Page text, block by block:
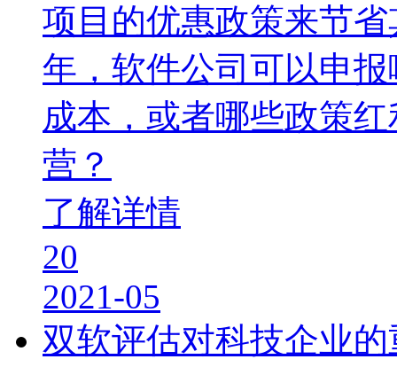
项目的优惠政策来节
年，软件公司可以申
成本，或者哪些政策
营？
了解详情
20
2021-05
双软评估对科技企业